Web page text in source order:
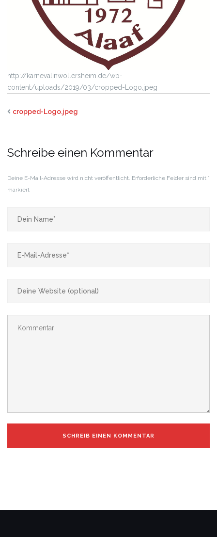
http://karnevalinwollersheim.de/wp-
content/uploads/2019/03/cropped-Logo.jpeg
cropped-Logo.jpeg
Schreibe einen Kommentar
Deine E-Mail-Adresse wird nicht veröffentlicht. Erforderliche Felder sind mit *
markiert